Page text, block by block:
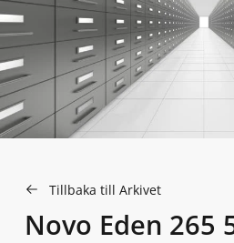
Tillbaka till Arkivet
Novo Eden 265